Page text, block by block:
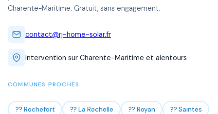
Charente-Maritime. Gratuit, sans engagement.
contact@rj-home-solar.fr
Intervention sur Charente-Maritime et alentours
COMMUNES PROCHES
?? Rochefort ?? La Rochelle ?? Royan ?? Saintes